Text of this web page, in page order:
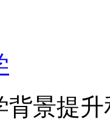
背景提